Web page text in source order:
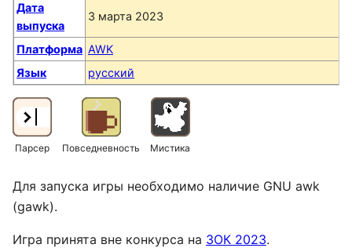
Дата
выпуска
3 марта 2023
Платформа AWK
Язык
русский
Парсер Повседневность Мистика
Для запуска игры необходимо наличие GNU awk
(gawk).
Игра принята вне конкурса на ЗОК 2023.